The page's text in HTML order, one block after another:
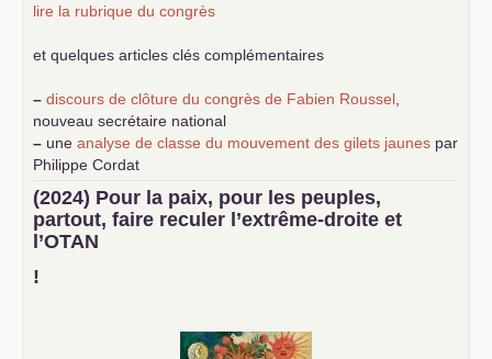
lire la rubrique du congrès
et quelques articles clés complémentaires
– discours de clôture du congrès de Fabien Roussel
nouveau secrétaire national
– une analyse de classe du mouvement des gilets jaunes par
Philippe Cordat
–
un texte de Jean-Claude Delaunay
le marxisme est la
science sociale de notre temps
–un appel proposé aux partis communistes et ouvrier
d’Europe
–
(2024) Pour la paix, pour les peuples,
partout, faire reculer l’extrême-droite et
l’OTAN
!